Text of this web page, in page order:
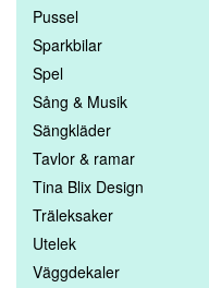
Pussel
Sparkbilar
Spel
Sång & Musik
Sängkläder
Tavlor & ramar
Tina Blix Design
Träleksaker
Utelek
Väggdekaler